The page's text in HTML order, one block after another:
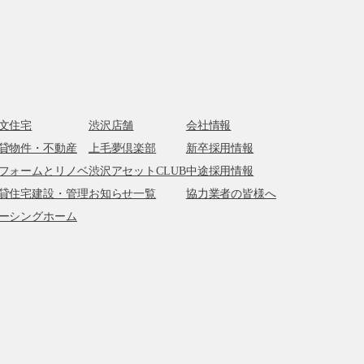
住宅
物件・不動産
ォームとリノベ
住宅建設・管理
シングホーム
渋沢店舗
上毛夢倶楽部
渋沢アセットCLUB
お知らせ一覧
会社情報
新卒採用情報
中途採用情報
協力業者の皆様へ